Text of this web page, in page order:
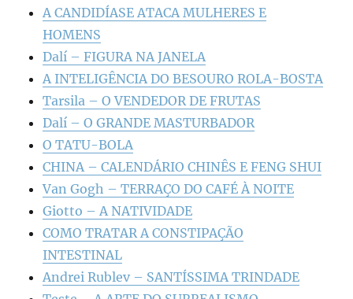
A CANDIDÍASE ATACA MULHERES E
HOMENS
Dalí – FIGURA NA JANELA
A INTELIGÊNCIA DO BESOURO ROLA-BOSTA
Tarsila – O VENDEDOR DE FRUTAS
Dalí – O GRANDE MASTURBADOR
O TATU-BOLA
CHINA – CALENDÁRIO CHINÊS E FENG SHUI
Van Gogh – TERRAÇO DO CAFÉ À NOITE
Giotto – A NATIVIDADE
COMO TRATAR A CONSTIPAÇÃO
INTESTINAL
Andrei Rublev – SANTÍSSIMA TRINDADE